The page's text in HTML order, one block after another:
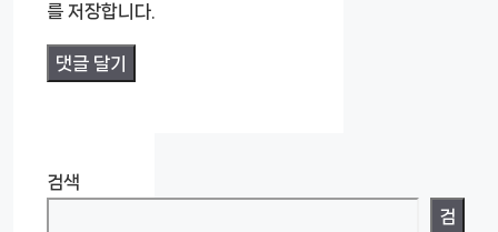
를 저장합니다.
검색
검